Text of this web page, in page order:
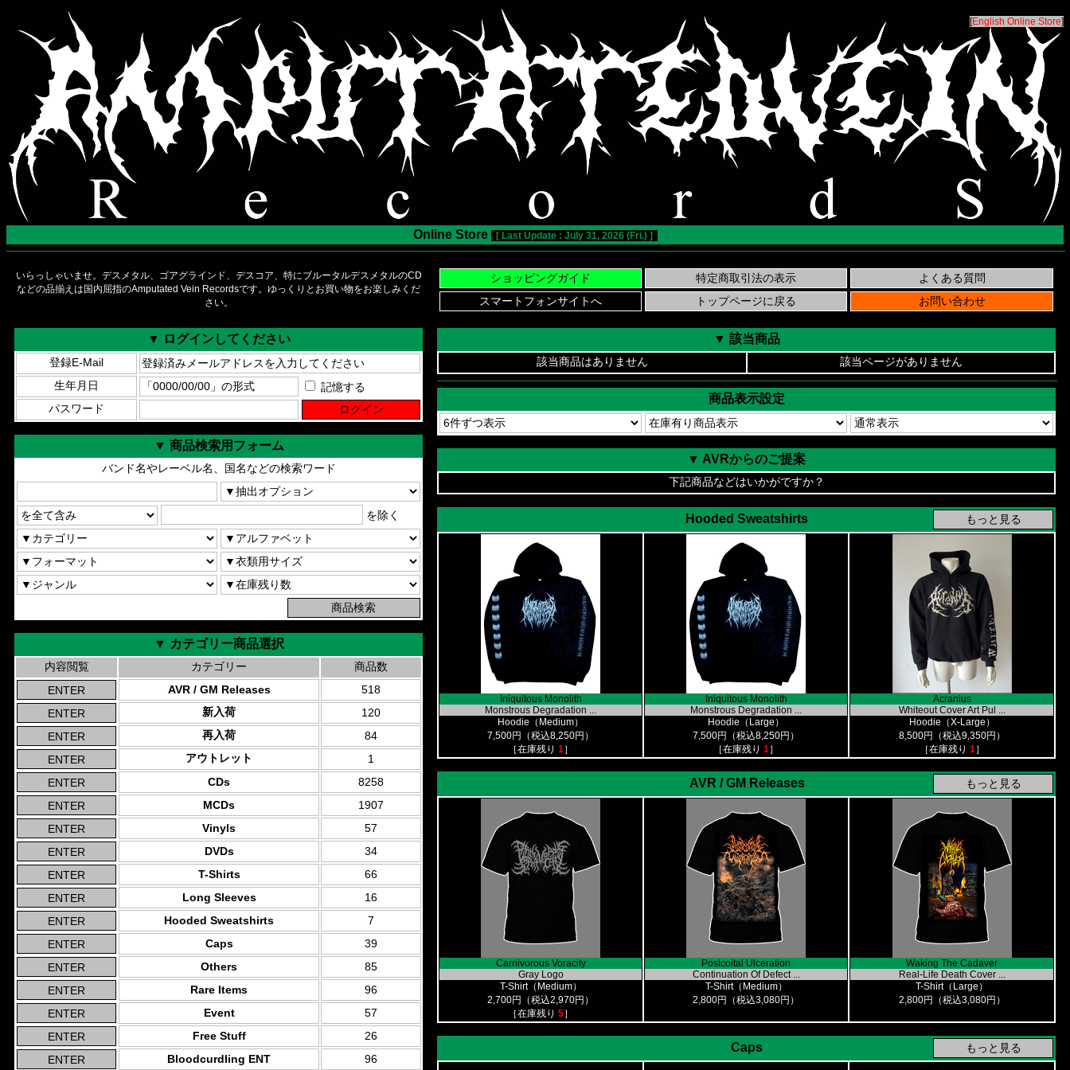
[English Online Store]
Online Store [ Last Update : July 31, 2026 (Fri.) ]
いらっしゃいませ。デスメタル、ゴアグラインド、デスコア、特にブルータルデスメタルのCD
などの品揃えは国内屈指のAmputated Vein Recordsです。ゆっくりとお買い物をお楽しみくだ
さい。
▼ ログインしてください
登録E-Mail
生年月日
記憶する
パスワード
▼ 商品検索用フォーム
バンド名やレーベル名、国名などの検索ワード
を除く
▼ カテゴリー商品選択
内容閲覧 カテゴリー
商品数
AVR / GM Releases
518
新入荷
120
再入荷
84
アウトレット
1
CDs
8258
MCDs
1907
Vinyls
57
DVDs
34
T-Shirts
66
Long Sleeves
16
Hooded Sweatshirts
7
Caps
39
Others
85
Rare Items
96
Event
57
Free Stuff
26
Bloodcurdling ENT
96
▼ 該当商品
該当商品はありません 該当ページがありません
商品表示設定
▼ AVRからのご提案
下記商品などはいかがですか？
Hooded Sweatshirts
Iniquitous Monolith
Monstrous Degradation ...
Hoodie（Medium）
7,500円（税込8,250円）
［在庫残り 1］
Iniquitous Monolith
Monstrous Degradation ...
Hoodie（Large）
7,500円（税込8,250円）
［在庫残り 1］
Acranius
Whiteout Cover Art Pul ...
Hoodie（X-Large）
8,500円（税込9,350円）
［在庫残り 1］
AVR / GM Releases
Carnivorous Voracity
Gray Logo
T-Shirt（Medium）
2,700円（税込2,970円）
［在庫残り 5］
Postcoital Ulceration
Continuation Of Defect ...
T-Shirt（Medium）
2,800円（税込3,080円）
Waking The Cadaver
Real-Life Death Cover ...
T-Shirt（Large）
2,800円（税込3,080円）
Caps